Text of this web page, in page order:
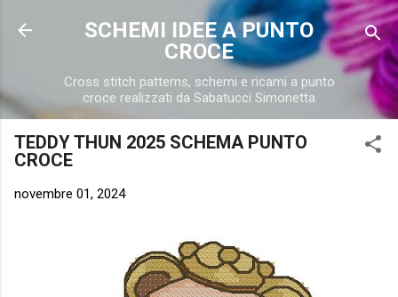
Passa ai contenuti principali
SCHEMI IDEE A PUNTO
CROCE
Cross stitch patterns, schemi e ricami a punto
croce realizzati da Sabatucci Simonetta
TEDDY THUN 2025 SCHEMA PUNTO
CROCE
novembre 01, 2024